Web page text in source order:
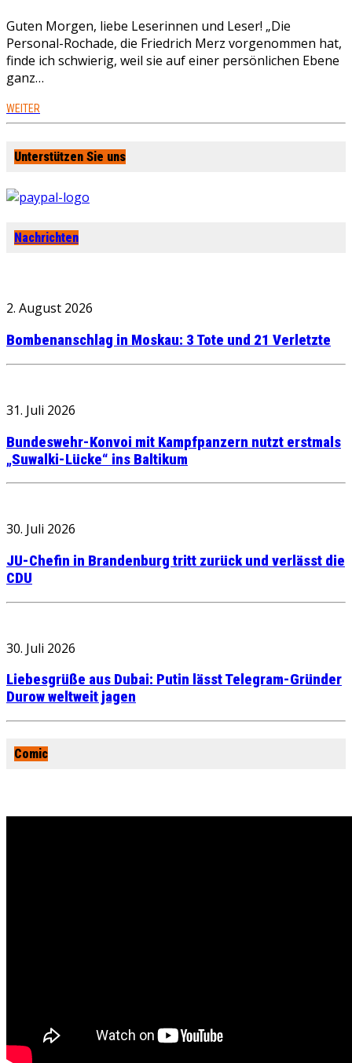
Guten Morgen, liebe Leserinnen und Leser! „Die
Personal-Rochade, die Friedrich Merz vorgenommen hat,
finde ich schwierig, weil sie auf einer persönlichen Ebene
ganz…
WEITER
Unterstützen Sie uns
Nachrichten
2. August 2026
Bombenanschlag in Moskau: 3 Tote und 21 Verletzte
31. Juli 2026
Bundeswehr-Konvoi mit Kampfpanzern nutzt erstmals
„Suwalki-Lücke“ ins Baltikum
30. Juli 2026
JU-Chefin in Brandenburg tritt zurück und verlässt die
CDU
30. Juli 2026
Liebesgrüße aus Dubai: Putin lässt Telegram-Gründer
Durow weltweit jagen
Comic